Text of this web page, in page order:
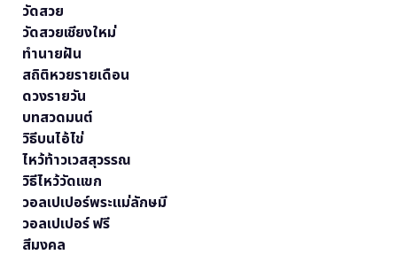
วัดสวย
วัดสวยเชียงใหม่
ทำนายฝัน
สถิติหวยรายเดือน
ดวงรายวัน
บทสวดมนต์
วิธีบนไอ้ไข่
ไหว้ท้าวเวสสุวรรณ
วิธีไหว้วัดแขก
วอลเปเปอร์พระแม่ลักษมี
วอลเปเปอร์ ฟรี
สีมงคล